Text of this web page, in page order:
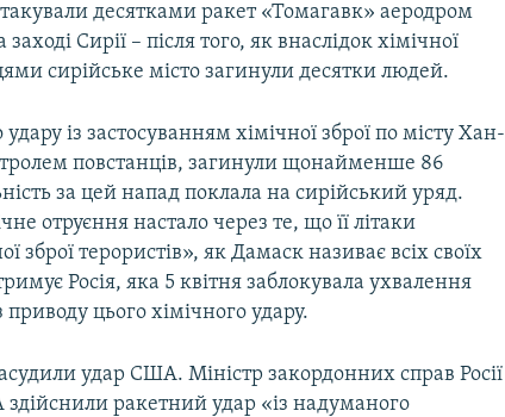
десятками ракет «Томагавк» аеродром
Сирії – після того, як внаслідок хімічної
сирійське місто загинули десятки людей.
із застосуванням хімічної зброї по місту Хан-
повстанців, загинули щонайменше 86
за цей напад поклала на сирійський уряд.
отруєння настало через те, що її літаки
зброї терористів», як Дамаск називає всіх своїх
Росія, яка 5 квітня заблокувала ухвалення
цього хімічного удару.
удар США. Міністр закордонних справ Росії
ракетний удар «із надуманого